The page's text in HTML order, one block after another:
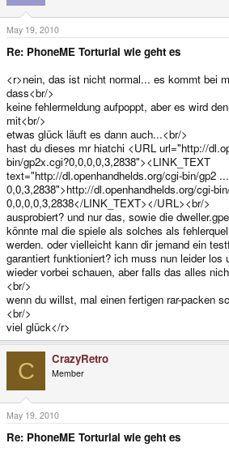
May 19, 2010
Re: PhoneME Torturial wie geht es
<r>nein, das ist nicht normal... es kommt bei
dass<br/>
keine fehlermeldung aufpoppt, aber es wird
mit<br/>
etwas glück läuft es dann auch...<br/>
hast du dieses mr hiatchi <URL url="http://
bin/gp2x.cgi?0,0,0,0,3,2838"><LINK_TEXT
text="http://dl.openhandhelds.org/cgi-bin/gp2 ...
0,0,3,2838">http://dl.openhandhelds.org/cgi-
0,0,0,0,3,2838</LINK_TEXT></URL><br/>
ausprobiert? und nur das, sowie die
könnte mal die spiele als solches als
werden. oder vielleicht kann dir jemand ein
garantiert funktioniert? ich muss nun leider los
wieder vorbei schauen, aber falls das alles
<br/>
wenn du willst, mal einen fertigen rar-packen
<br/>
viel glück</r>
C CrazyRetro
Member
May 19, 2010
Re: PhoneME Torturial wie geht es